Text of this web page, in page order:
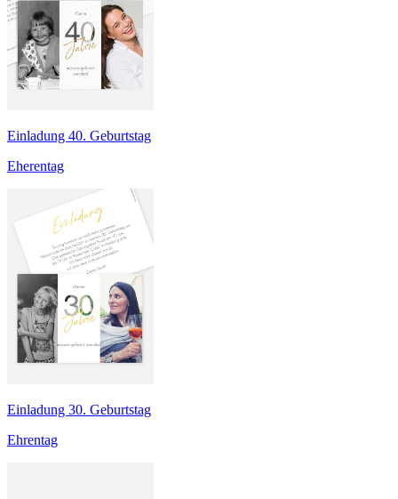
Einladung 40. Geburtstag
Eherentag
Einladung 30. Geburtstag
Ehrentag